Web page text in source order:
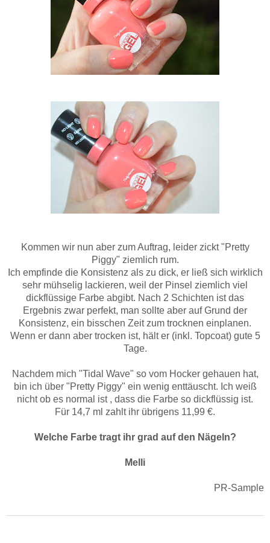
Kommen wir nun aber zum Auftrag, leider zickt "Pretty
Piggy" ziemlich rum.
Ich empfinde die Konsistenz als zu dick, er ließ sich wirklich
sehr mühselig lackieren, weil der Pinsel ziemlich viel
dickflüssige Farbe abgibt. Nach 2 Schichten ist das
Ergebnis zwar perfekt, man sollte aber auf Grund der
Konsistenz, ein bisschen Zeit zum trocknen einplanen.
Wenn er dann aber trocken ist, hält er (inkl. Topcoat) gute 5
Tage.
Nachdem mich "Tidal Wave" so vom Hocker gehauen hat,
bin ich über "Pretty Piggy" ein wenig enttäuscht. Ich weiß
nicht ob es normal ist , dass die Farbe so dickflüssig ist.
Für 14,7 ml zahlt ihr übrigens 11,99 €.
Welche Farbe tragt ihr grad auf den Nägeln?
Melli
PR-Sample